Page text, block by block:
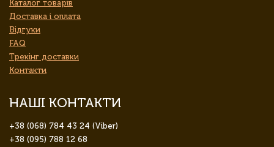
Каталог товарів
Доставка і оплата
Відгуки
FAQ
Трекінг доставки
Контакти
НАШІ КОНТАКТИ
+38 (068) 784 43 24 (Viber)
+38 (095) 788 12 68